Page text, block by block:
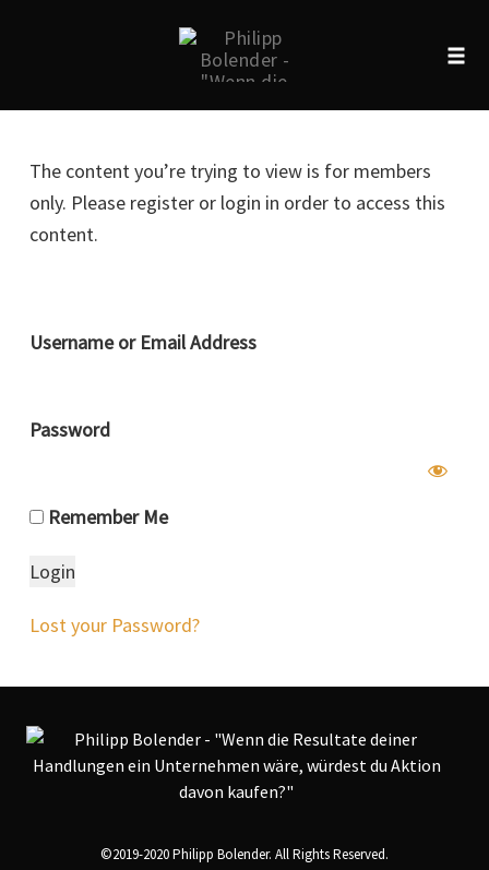
The content you’re trying to view is for members
only. Please register or login in order to access this
content.
Username or Email Address
Password
Remember Me
Lost your Password?
©2019-2020 Philipp Bolender. All Rights Reserved.